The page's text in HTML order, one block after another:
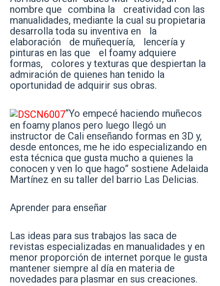
nombre que combina la creatividad con las
manualidades, mediante la cual su propietaria
desarrolla toda su inventiva en la
elaboración de muñequería, lencería y
pinturas en las que el foamy adquiere
formas, colores y texturas que despiertan la
admiración de quienes han tenido la
oportunidad de adquirir sus obras.
“Yo empecé haciendo muñecos
en foamy planos pero luego llegó un
instructor de Cali enseñando formas en 3D y,
desde entonces, me he ido especializando en
esta técnica que gusta mucho a quienes la
conocen y ven lo que hago” sostiene Adelaida
Martínez en su taller del barrio Las Delicias.
Aprender para enseñar
Las ideas para sus trabajos las saca de
revistas especializadas en manualidades y en
menor proporción de internet porque le gusta
mantener siempre al día en materia de
novedades para plasmar en sus creaciones.